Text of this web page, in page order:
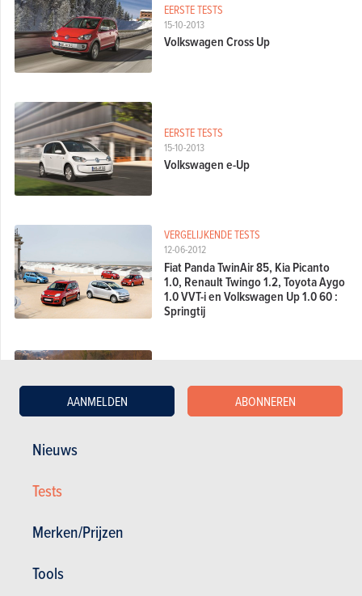
Nieuws
Tests
Merken/Prijzen
Tools
AANMELDEN ABONNEREN
15-10-2013
EERSTE TESTS
Volkswagen Cross Up
15-10-2013
EERSTE TESTS
Volkswagen e-Up
12-06-2012
VERGELIJKENDE TESTS
Fiat Panda TwinAir 85, Kia Picanto
1.0, Renault Twingo 1.2, Toyota Aygo
1.0 VVT-i en Volkswagen Up 1.0 60 :
Springtij
Volkswagen Up A/CNG